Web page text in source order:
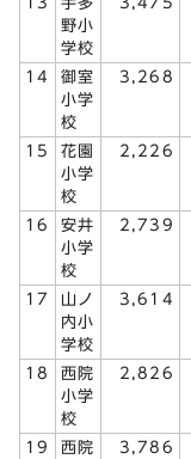
野小
学校
14
御室
小学
校
3,268
15
花園
小学
校
2,226
16
安井
小学
校
2,739
17
山ノ
内小
学校
3,614
18
西院
小学
校
2,826
19
西院
3,786